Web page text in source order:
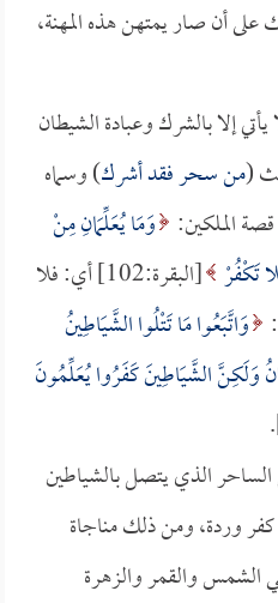
أن صار يمتهن هذه المهنة،
إلا بالشرك وعبادة الشيطان
(من سحر فقد أشرك) وسماه
الملكين: وَمَا يُعَلِّمَانِ مِنْ
تَكْفُرْ
[البقرة:102] أي: فلا
وَاتَّبَعُوا مَا تَتْلُوا الشَّيَاطِينُ
وَلَكِنَّ الشَّيَاطِينَ كَفَرُوا يُعَلِّمُونَ
الساحر الذي يتصل بالشياطين
وردة، ومن ذلك مناجاة
الشمس والقمر والزهرة